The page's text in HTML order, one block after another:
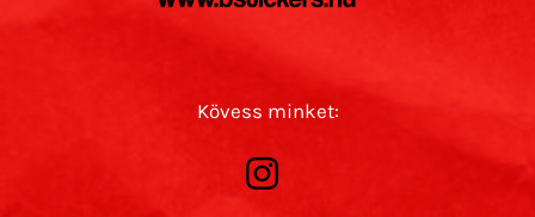
Kövess minket: